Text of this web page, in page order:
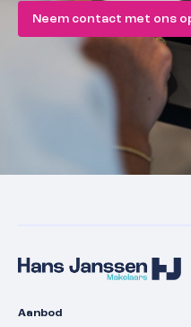
Neem contact met ons
Aanbod